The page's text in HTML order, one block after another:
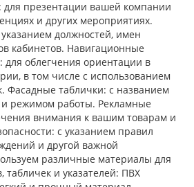
презентации вашей компании
и других мероприятиях.
должностей, имен
кабинетов. Навигационные
для облегчения ориентации в
в том числе с использованием
Фасадные таблички: с названием
режимом работы. Рекламные
внимания к вашим товарам и
с указанием правил
и другой важной
различные материалы для
табличек и указателей: ПВХ